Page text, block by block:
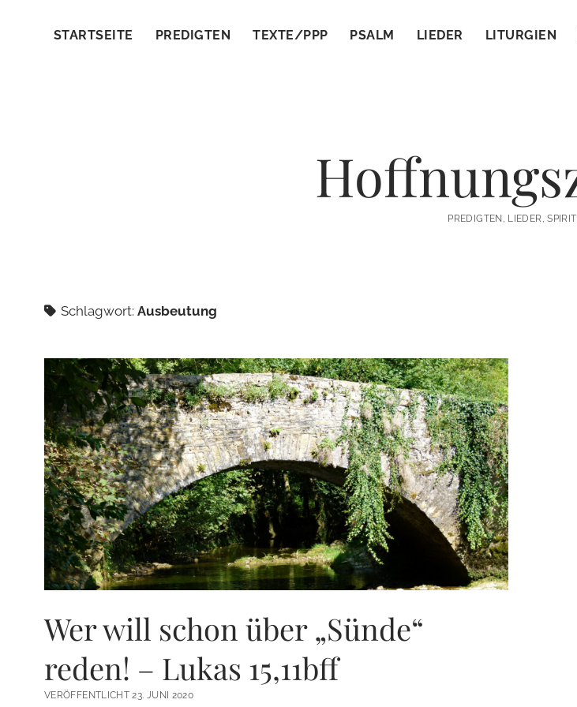
STARTSEITE PREDIGTEN TEXTE/PPP PSALM LIEDER LITURGIEN
PREDIGTEN, LIEDER,
Schlagwort: Ausbeutung
Wer will schon über „Sünde“
reden! – Lukas 15,11bff
VERÖFFENTLICHT 23. JUNI 2020